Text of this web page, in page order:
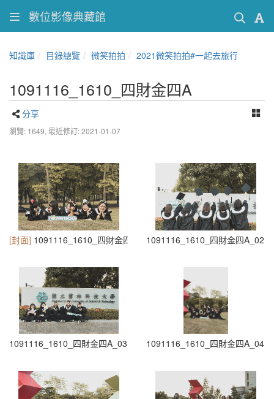
數位影像典藏館
知識庫 目錄總覽 微笑拍拍 2021微笑拍拍#一起去旅行
1091116_1610_四財金四A
分享
瀏覽: 1649, 最近修訂: 2021-01-07
[封面] 1091116_1610_四財金四A_011091116_1610_四財金四A_02
1091116_1610_四財金四A_03 1091116_1610_四財金四A_04